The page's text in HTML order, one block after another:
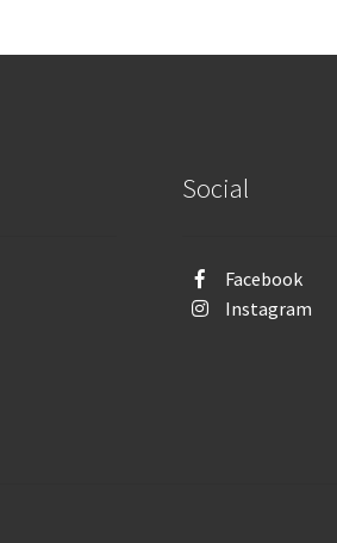
Social
Facebook
Instagram